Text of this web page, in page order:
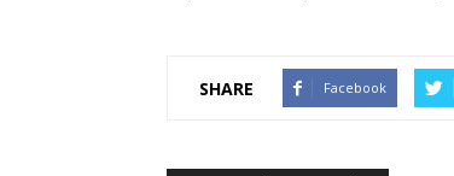
SHARE Facebook